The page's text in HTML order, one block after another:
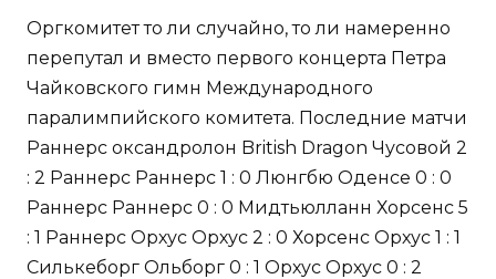
Оргкомитет то ли случайно, то ли намеренно
перепутал и вместо первого концерта Петра
Чайковского гимн Международного
паралимпийского комитета. Последние матчи
Раннерс оксандролон British Dragon Чусовой 2
: 2 Раннерс Раннерс 1 : 0 Люнгбю Оденсе 0 : 0
Раннерс Раннерс 0 : 0 Мидтьюлланн Хорсенс 5
: 1 Раннерс Орхус Орхус 2 : 0 Хорсенс Орхус 1 : 1
Силькеборг Ольборг 0 : 1 Орхус Орхус 0 : 2